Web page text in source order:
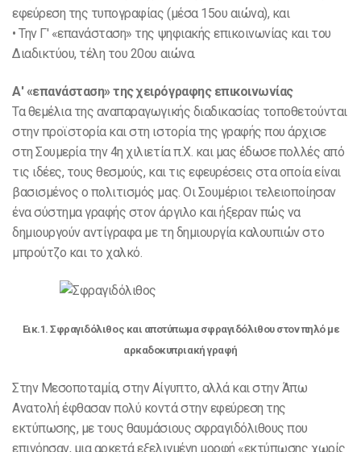
εφεύρεση της τυπογραφίας (μέσα 15ου αιώνα), και
• Την Γ' «επανάσταση» της ψηφιακής επικοινωνίας και του
Διαδικτύου, τέλη του 20ου αιώνα.
Α' «επανάσταση» της χειρόγραφης επικοινωνίας
Τα θεμέλια της αναπαραγωγικής διαδικασίας τοποθετούνται
στην προϊστορία και στη ιστορία της γραφής που άρχισε
στη Σουμερία την 4η χιλιετία π.X. και μας έδωσε πολλές από
τις ιδέες, τους θεσμούς, και τις εφευρέσεις στα οποία είναι
βασισμένος ο πολιτισμός μας. Οι Σουμέριοι τελειοποίησαν
ένα σύστημα γραφής στον άργιλο και ήξεραν πώς να
δημιουργούν αντίγραφα με τη δημιουργία καλουπιών στο
μπρούτζο και το χαλκό.
Eικ.1. Σφραγιδόλιθος και αποτύπωμα σφραγιδόλιθου στον πηλό με
αρκαδοκυπριακή γραφή
Στην Μεσοποταμία, στην Αίγυπτο, αλλά και στην Άπω
Ανατολή έφθασαν πολύ κοντά στην εφεύρεση της
εκτύπωσης, με τους θαυμάσιους σφραγιδόλιθους που
επινόησαν, μια αρκετά εξελιγμένη μορφή «εκτύπωσης χωρίς